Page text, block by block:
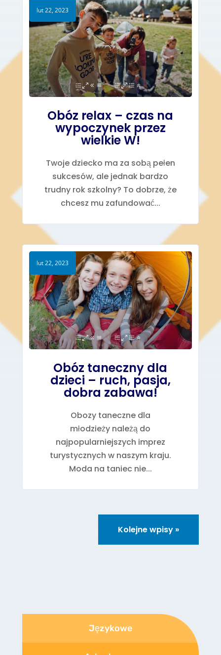
lut 22, 2023
Obóz relax – czas na
wypoczynek przez
wielkie W!
Twoje dziecko ma za sobą pełen
sukcesów, ale jednak bardzo
trudny rok szkolny? To dobrze, że
chcesz mu zafundować...
lut 22, 2023
Obóz taneczny dla
dzieci – ruch, pasja,
dobra zabawa!
Obozy taneczne dla
młodzieży należą do
najpopularniejszych imprez
turystycznych w naszym kraju.
Moda na taniec nie...
Kolejne wpisy »
Językowe